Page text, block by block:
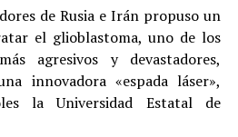
de Rusia e Irán propuso un
el glioblastoma, uno de los
agresivos y devastadores,
innovadora «espada láser»,
la Universidad Estatal de